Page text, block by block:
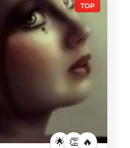
TOP
🌟 👏 🔥